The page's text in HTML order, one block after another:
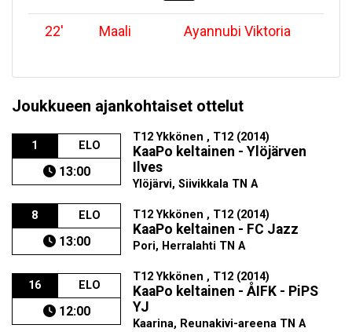
22' Maali Ayannubi Viktoria
Joukkueen ajankohtaiset ottelut
1 ELO
13:00
T12 Ykkönen , T12 (2014)
KaaPo keltainen - Ylöjärven
Ilves
Ylöjärvi, Siivikkala TN A
8 ELO
13:00
T12 Ykkönen , T12 (2014)
KaaPo keltainen - FC Jazz
Pori, Herralahti TN A
16 ELO
12:00
T12 Ykkönen , T12 (2014)
KaaPo keltainen - ÅIFK - PiPS
YJ
Kaarina, Reunakivi-areena TN A